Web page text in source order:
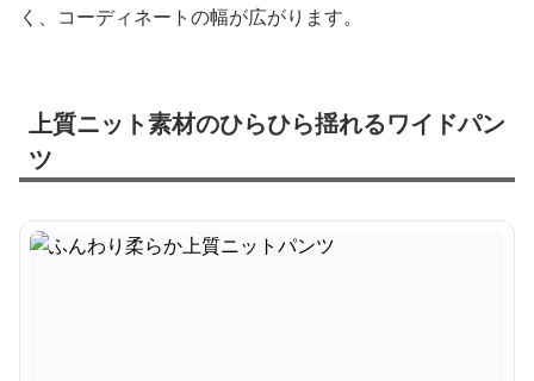
く、コーディネートの幅が広がります。
上質ニット素材のひらひら揺れるワイドパン
ツ